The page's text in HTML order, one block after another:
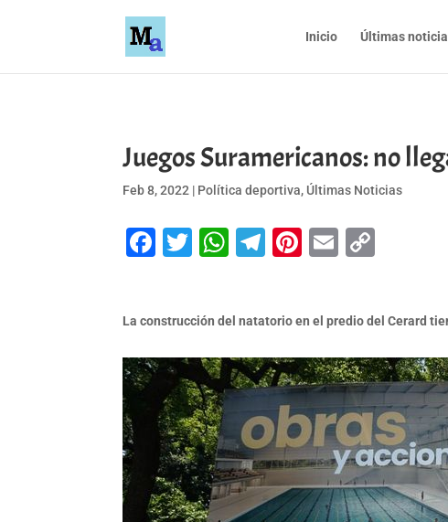
Inicio Últimas
Juegos Suramericanos: no
Feb 8, 2022 | Política deportiva, Últimas Noticias
Facebook
Twitter
WhatsApp
Telegram
Pinterest
Email
La construcción del natatorio en el predio del Cerard